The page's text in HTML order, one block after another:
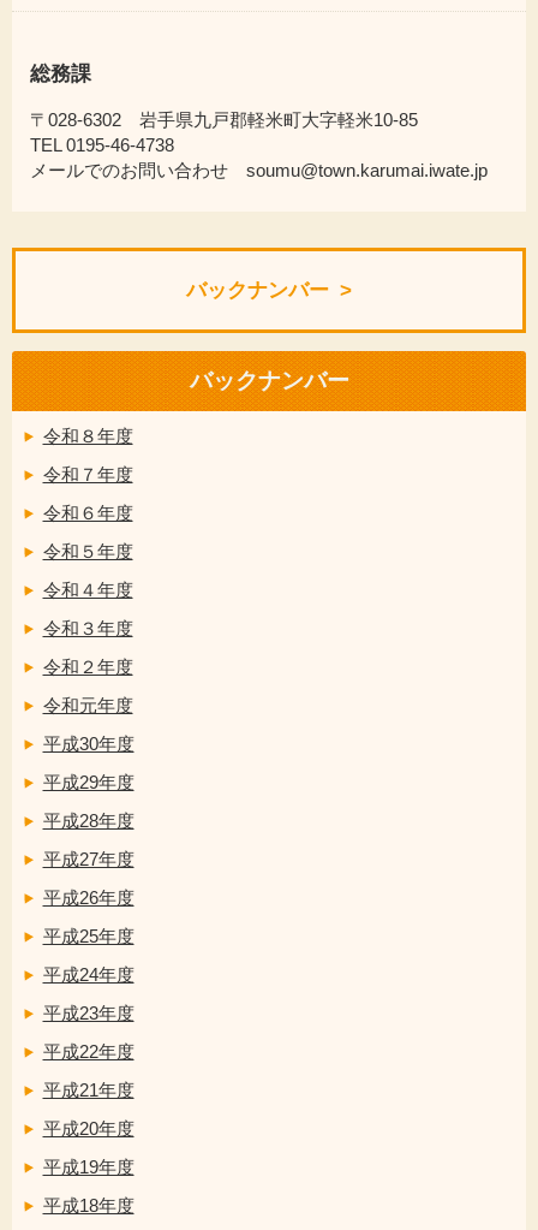
総務課
〒028-6302 岩手県九戸郡軽米町大字軽米10-85
TEL 0195-46-4738
メールでのお問い合わせ soumu@town.karumai.iwate.jp
バックナンバー
バックナンバー
令和８年度
令和７年度
令和６年度
令和５年度
令和４年度
令和３年度
令和２年度
令和元年度
平成30年度
平成29年度
平成28年度
平成27年度
平成26年度
平成25年度
平成24年度
平成23年度
平成22年度
平成21年度
平成20年度
平成19年度
平成18年度